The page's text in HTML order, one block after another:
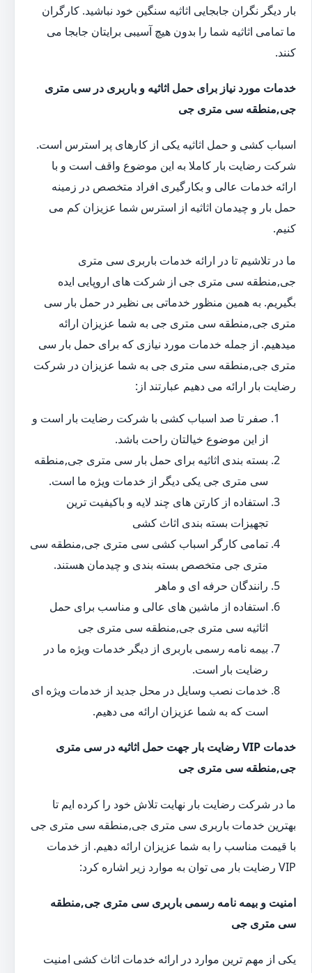
بار دیگر نگران جابجایی اثاثیه سنگین خود نباشید. کارگران
ما تمامی اثاثیه شما را بدون هیچ آسیبی برایتان جابجا می
کنند.
خدمات مورد نیاز برای حمل اثاثیه و باربری در سی متری
جی,منطقه سی متری جی
اسباب کشی و حمل اثاثیه یکی از کارهای پر استرس است.
شرکت رضایت بار کاملا به این موضوع واقف است و با
ارائه خدمات عالی و بکارگیری افراد متخصص در زمینه
حمل بار و چیدمان اثاثیه از استرس شما عزیزان کم می
کنیم.
ما در تلاشیم تا در ارائه خدمات باربری سی متری
جی,منطقه سی متری جی از شرکت های اروپایی ایده
بگیریم. به همین منظور خدماتی بی نظیر در حمل بار سی
متری جی,منطقه سی متری جی به شما عزیزان ارائه
میدهیم. از جمله خدمات مورد نیازی که برای حمل بار سی
متری جی,منطقه سی متری جی به شما عزیزان در شرکت
رضایت بار ارائه می دهیم عبارتند از:
صفر تا صد اسباب کشی با شرکت رضایت بار است و
از این موضوع خیالتان راحت باشد.
بسته بندی اثاثیه برای حمل بار سی متری جی,منطقه
سی متری جی یکی دیگر از خدمات ویژه ما است.
استفاده از کارتن های چند لایه و باکیفیت ترین
تجهیزات بسته بندی اثاث کشی
تمامی کارگر اسباب کشی سی متری جی,منطقه سی
متری جی متخصص بسته بندی و چیدمان هستند.
رانندگان حرفه ای و ماهر
استفاده از ماشین های عالی و مناسب برای حمل
اثاثیه سی متری جی,منطقه سی متری جی
بیمه نامه رسمی باربری از دیگر خدمات ویژه ما در
رضایت بار است.
خدمات نصب وسایل در محل جدید از خدمات ویژه ای
است که به شما عزیزان ارائه می دهیم.
خدمات VIP رضایت بار جهت حمل اثاثیه در سی متری
جی,منطقه سی متری جی
ما در شرکت رضایت بار نهایت تلاش خود را کرده ایم تا
بهترین خدمات باربری سی متری جی,منطقه سی متری جی
با قیمت مناسب را به شما عزیزان ارائه دهیم. از خدمات
VIP رضایت بار می توان به موارد زیر اشاره کرد:
امنیت و بیمه نامه رسمی باربری سی متری جی,منطقه
سی متری جی
یکی از مهم ترین موارد در ارائه خدمات اثاث کشی امنیت